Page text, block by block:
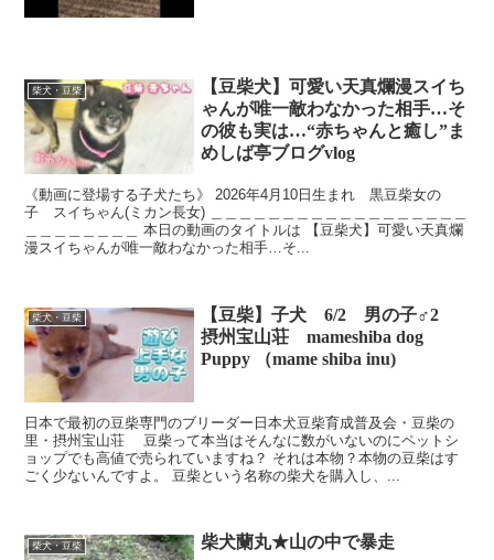
柴犬・豆柴
【豆柴犬】可愛い天真爛漫スイち
ゃんが唯一敵わなかった相手…そ
の彼も実は…“赤ちゃんと癒し”ま
めしば亭ブログvlog
《動画に登場する子犬たち》 2026年4月10日生まれ 黒豆柴女の
子 スイちゃん(ミカン長女) ＿＿＿＿＿＿＿＿＿＿＿＿＿＿＿＿＿＿
＿＿＿＿＿＿＿＿ 本日の動画のタイトルは 【豆柴犬】可愛い天真爛
漫スイちゃんが唯一敵わなかった相手…そ...
柴犬・豆柴
【豆柴】子犬 6/2 男の子♂2
摂州宝山荘 mameshiba dog
Puppy （mame shiba inu)
日本で最初の豆柴専門のブリーダー日本犬豆柴育成普及会・豆柴の
里・摂州宝山荘 豆柴って本当はそんなに数がいないのにペットシ
ョップでも高値で売られていますね？ それは本物？本物の豆柴はす
ごく少ないんですよ。 豆柴という名称の柴犬を購入し、...
柴犬・豆柴 柴犬蘭丸★山の中で暴走